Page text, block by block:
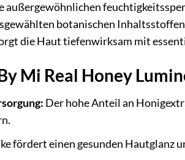
außergewöhnlichen
botanischen
die Haut tiefenwirksam mit
Mi Real Honey
Der hohe Anteil an
fördert einen gesunden Hautglanz